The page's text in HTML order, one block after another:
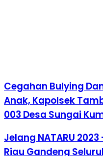
Cegahan Bulying
Anak, Kapolsek
003 Desa Sungai
Jelang NATARU
Riau Gandeng